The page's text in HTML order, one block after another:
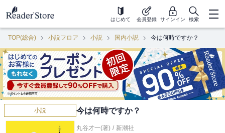
はじめて 会員登録 サインイン 検索
TOP(総合) 小説フロア 小説 国内小説 今は何時ですか？
小説 今は何時ですか？
丸谷才一(著) / 新潮社